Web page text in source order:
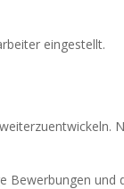
eingestellt.
Bewerbungen und